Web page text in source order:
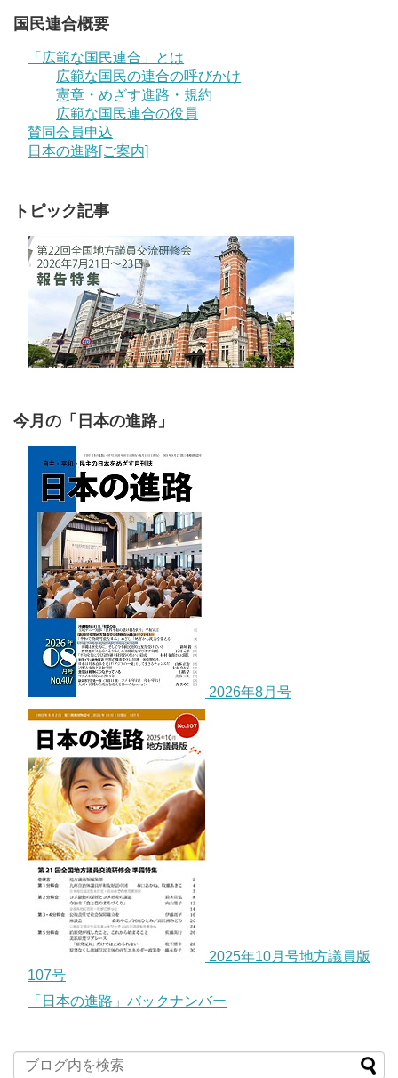
国民連合概要
「広範な国民連合」とは
広範な国民の連合の呼びかけ
憲章・めざす進路・規約
広範な国民連合の役員
賛同会員申込
日本の進路[ご案内]
トピック記事
今月の「日本の進路」
2026年8月号
2025年10月号地方議員版
107号
「日本の進路」バックナンバー